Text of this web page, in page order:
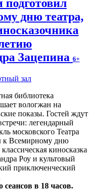
подготовил
дню театра,
Зацепина 6+
зал
библиотека
вологжан на
показы. Гостей ждут
легендарный
московского Театра
к Всемирному дню
классическая киносказка
Роу и культовый
приключенческий
сеансов в 18 часов.